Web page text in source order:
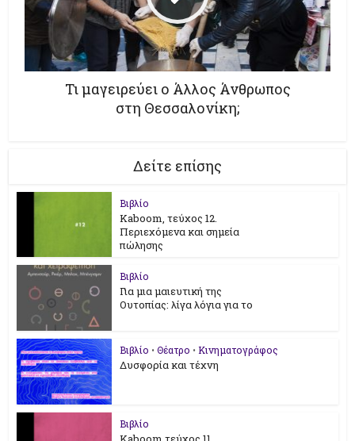
Τι μαγειρεύει ο Άλλος Άνθρωπος
στη Θεσσαλονίκη;
Δείτε επίσης
Βιβλίο
Kaboom, τεύχος 12.
Περιεχόμενα και σημεία
πώλησης
Βιβλίο
Για μια μαιευτική της
Ουτοπίας: λίγα λόγια για το
Βιβλίο • Θέατρο • Κινηματογράφος
Δυσφορία και τέχνη
Βιβλίο